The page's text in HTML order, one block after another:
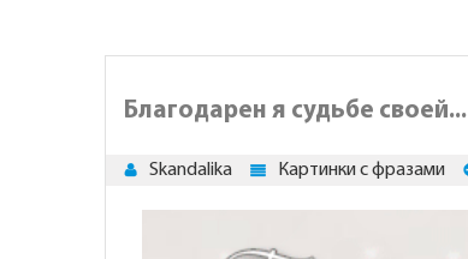
Благодарен я судьбе своей...
Skandalika Картинки с фразами